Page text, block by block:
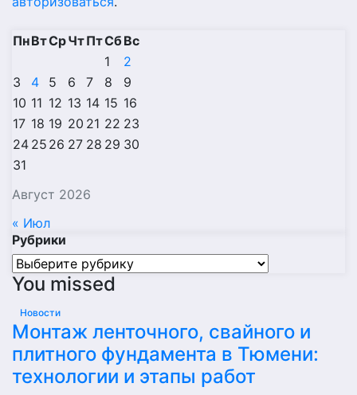
Август 2026
ПнВтСрЧтПтСбВс
1
2
3
4 5 6 7 8
9
10 11 12 13 14 15 16
17 18 19 20 21 22 23
24 25 26 27 28 29 30
31
« Июл
Рубрики
Рубрики
You missed
Новости
Монтаж ленточного, свайного и
плитного фундамента в Тюмени:
технологии и этапы работ